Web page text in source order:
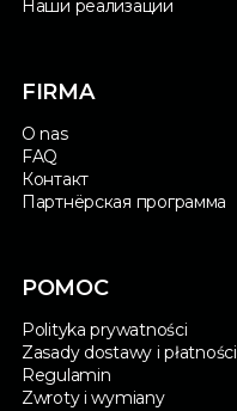
Наши реализации
FIRMA
O nas
FAQ
Контакт
Партнёрская программа
POMOC
Polityka prywatności
Zasady dostawy i płatności
Regulamin
Zwroty i wymiany